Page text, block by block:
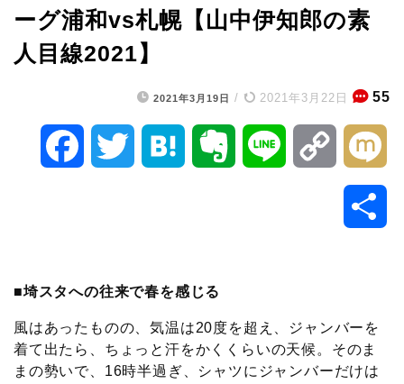
ーグ浦和vs札幌【山中伊知郎の素
人目線2021】
2021年3月19日 / 2021年3月22日 55
e
n
a
o
i
■埼スタへの往来で春を感じる
風はあったものの、気温は20度を超え、ジャンバーを
着て出たら、ちょっと汗をかくくらいの天候。そのま
まの勢いで、16時半過ぎ、シャツにジャンバーだけは